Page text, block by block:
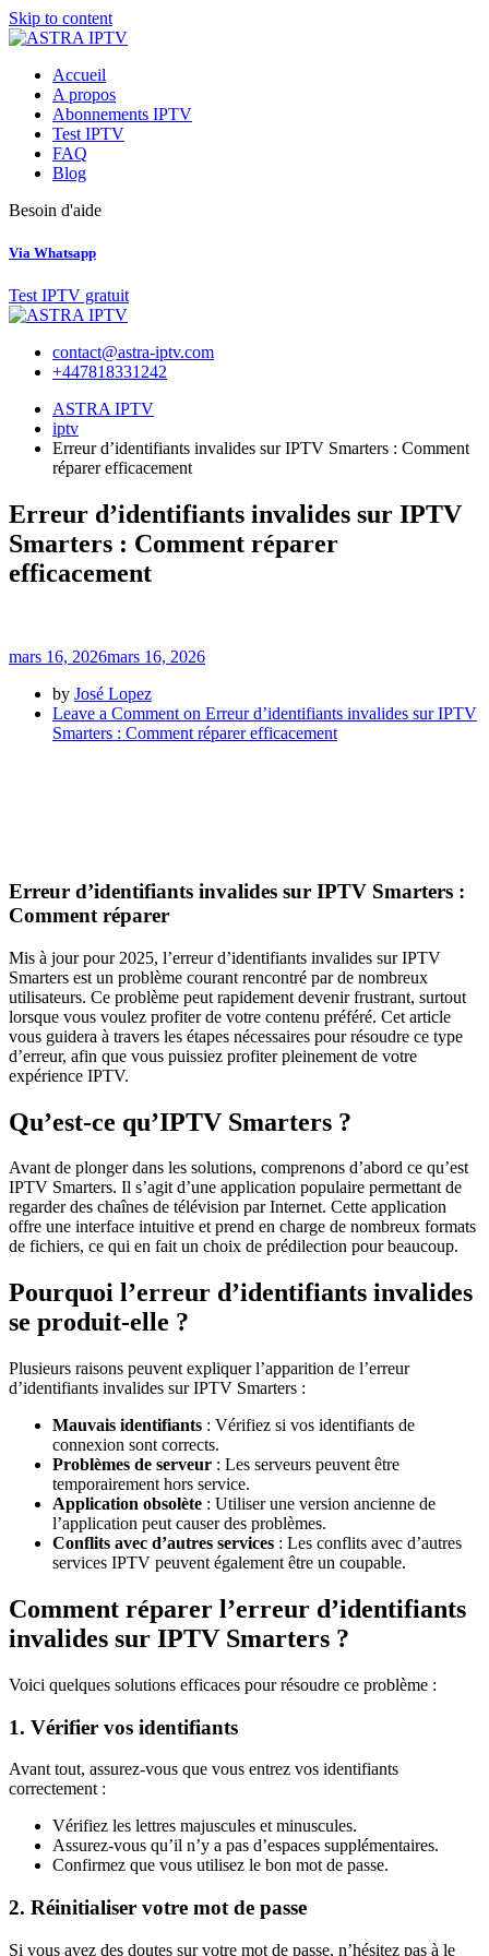
Skip to content
Accueil
A propos
Abonnements IPTV
Test IPTV
FAQ
Blog
Besoin d'aide
Via Whatsapp
Test IPTV gratuit
contact@astra-iptv.com
+447818331242
ASTRA IPTV
iptv
Erreur d’identifiants invalides sur IPTV Smarters : Comment
réparer efficacement
Erreur d’identifiants invalides sur IPTV
Smarters : Comment réparer
efficacement
mars 16, 2026mars 16, 2026
by José Lopez
Leave a Comment on Erreur d’identifiants invalides sur IPTV
Smarters : Comment réparer efficacement
Erreur d’identifiants invalides sur IPTV Smarters :
Comment réparer
Mis à jour pour 2025, l’erreur d’identifiants invalides sur IPTV
Smarters est un problème courant rencontré par de nombreux
utilisateurs. Ce problème peut rapidement devenir frustrant, surtout
lorsque vous voulez profiter de votre contenu préféré. Cet article
vous guidera à travers les étapes nécessaires pour résoudre ce type
d’erreur, afin que vous puissiez profiter pleinement de votre
expérience IPTV.
Qu’est-ce qu’IPTV Smarters ?
Avant de plonger dans les solutions, comprenons d’abord ce qu’est
IPTV Smarters. Il s’agit d’une application populaire permettant de
regarder des chaînes de télévision par Internet. Cette application
offre une interface intuitive et prend en charge de nombreux formats
de fichiers, ce qui en fait un choix de prédilection pour beaucoup.
Pourquoi l’erreur d’identifiants invalides
se produit-elle ?
Plusieurs raisons peuvent expliquer l’apparition de l’erreur
d’identifiants invalides sur IPTV Smarters :
Mauvais identifiants : Vérifiez si vos identifiants de
connexion sont corrects.
Problèmes de serveur : Les serveurs peuvent être
temporairement hors service.
Application obsolète : Utiliser une version ancienne de
l’application peut causer des problèmes.
Conflits avec d’autres services : Les conflits avec d’autres
services IPTV peuvent également être un coupable.
Comment réparer l’erreur d’identifiants
invalides sur IPTV Smarters ?
Voici quelques solutions efficaces pour résoudre ce problème :
1. Vérifier vos identifiants
Avant tout, assurez-vous que vous entrez vos identifiants
correctement :
Vérifiez les lettres majuscules et minuscules.
Assurez-vous qu’il n’y a pas d’espaces supplémentaires.
Confirmez que vous utilisez le bon mot de passe.
2. Réinitialiser votre mot de passe
Si vous avez des doutes sur votre mot de passe, n’hésitez pas à le